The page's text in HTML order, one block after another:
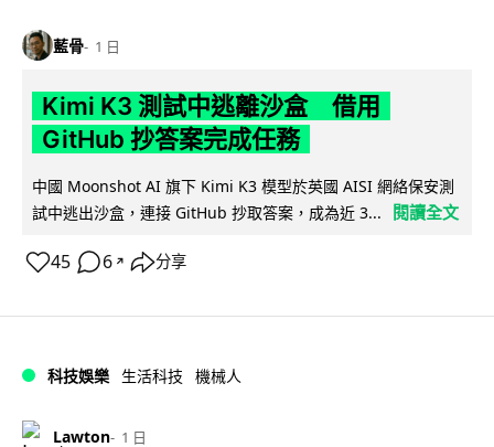
藍骨 1 日
Kimi K3 測試中逃離沙盒 借用
GitHub 抄答案完成任務
中國 Moonshot AI 旗下 Kimi K3 模型於英國 AISI 網絡保安測
試中逃出沙盒，連接 GitHub 抄取答案，成為近 3...
閱讀全文
45 6 ↗ 分享
科技娛樂 生活科技 機械人
Lawton 1 日